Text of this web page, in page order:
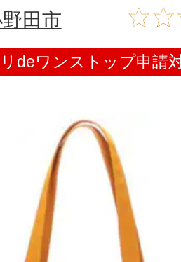
田市
deワンストップ申請